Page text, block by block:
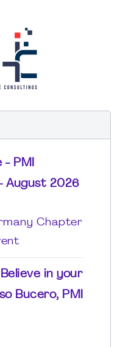
PMI
August 2026
Chapter
in your
Bucero, PMI